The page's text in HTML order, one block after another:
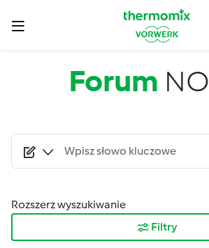
Forum
Rozszerz wyszukiwanie
Filtry